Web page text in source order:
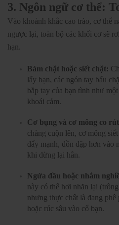
3. Ngôn ngữ cơ thể:
Vào khoảnh khắc cao trào, cơ thể
ngược lại, toàn bộ các khối cơ sẽ
hạn.
Bám chặt hoặc siết chặt:
lấy bạn, các ngón tay bấu
bắp tay của bạn tình như
khoái cảm.
Cơ bụng và cơ mông co
chàng cuộn lên, cơ mông
đẩy mạnh, dồn dập hơn vào
khi dừng lại hẳn.
Ngửa đầu hoặc nhắm
này có thể hơi nhăn lại
nhưng thực chất là đang
hoặc rúc sâu vào cổ bạn.